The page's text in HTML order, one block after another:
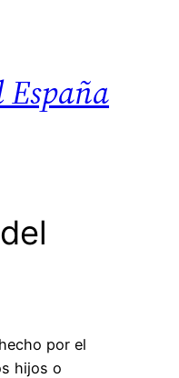
por el
hijos o